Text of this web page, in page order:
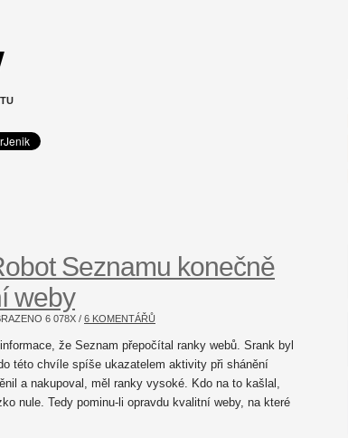
Seznamu konečně
weby
6 078X / 6 KOMENTÁŘŮ
že Seznam přepočítal ranky webů. Srank byl
této chvíle spíše ukazatelem aktivity při shánění
a nakupoval, měl ranky vysoké. Kdo na to kašlal,
nule. Tedy pominu-li opravdu kvalitní weby, na které